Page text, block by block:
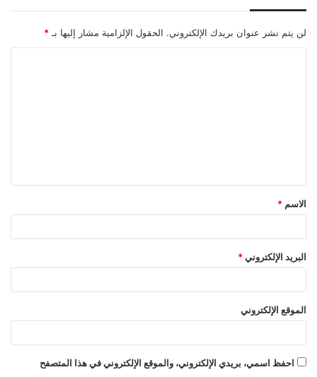
لن يتم نشر عنوان بريدك الإلكتروني. الحقول الإلزامية مشار إليها بـ *
ق
*
الاسم *
البريد الإلكتروني *
الموقع الإلكتروني
احفظ اسمي، بريدي الإلكتروني، والموقع الإلكتروني في هذا المتصفح